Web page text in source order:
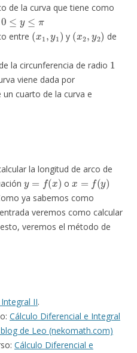
de la curva que tiene como
0 ≤y ≤π
entre
(x1 )
y
(x )
de
la circunferencia de radio
viene dada por
un cuarto de la curva e
la longitud de arco de
y= f(x)
o
x= f(y)
ya sabemos como
veremos como calcular
veremos el método de
II.
Cálculo Diferencial e Integral
de Leo (nekomath.com)
Cálculo Diferencial e